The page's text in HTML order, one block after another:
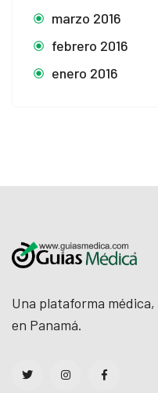
marzo 2016
febrero 2016
enero 2016
Una plataforma
en Panamá.